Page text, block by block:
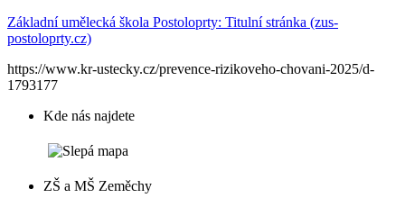
Základní umělecká škola Postoloprty: Titulní stránka (zus-
postoloprty.cz)
https://www.kr-ustecky.cz/prevence-rizikoveho-chovani-2025/d-
1793177
Kde nás najdete
ZŠ a MŠ Zeměchy